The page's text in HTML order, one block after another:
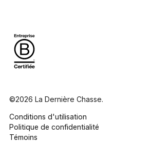
©2026 La Dernière Chasse.
Conditions d'utilisation
Politique de confidentialité
Témoins